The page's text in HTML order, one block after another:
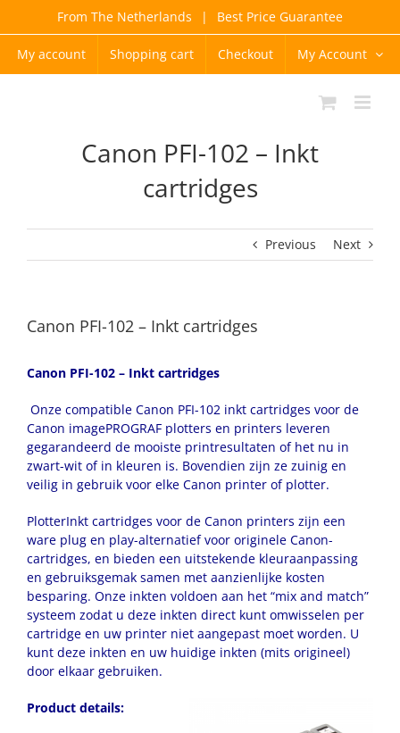
content
From The Netherlands | Best Price Guarantee
My account Shopping cart Checkout My Account
Canon PFI-102 – Inkt
cartridges
Previous Next
Canon PFI-102 – Inkt cartridges
Canon PFI-102 – Inkt cartridges
Onze compatible Canon PFI-102 inkt cartridges voor de
Canon imagePROGRAF plotters en printers leveren
gegarandeerd de mooiste printresultaten of het nu in
zwart-wit of in kleuren is. Bovendien zijn ze zuinig en
veilig in gebruik voor elke Canon printer of plotter.
PlotterInkt cartridges voor de Canon printers zijn een
ware plug en play-alternatief voor originele Canon-
cartridges, en bieden een uitstekende kleuraanpassing
en gebruiksgemak samen met aanzienlijke kosten
besparing. Onze inkten voldoen aan het “mix and match”
systeem zodat u deze inkten direct kunt omwisselen per
cartridge en uw printer niet aangepast moet worden. U
kunt deze inkten en uw huidige inkten (mits origineel)
door elkaar gebruiken.
Product details: